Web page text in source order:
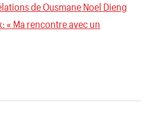
de Ousmane Noel Dieng
« Ma rencontre avec un